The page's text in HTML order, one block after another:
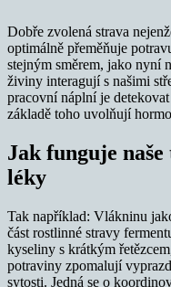
Dobře zvolená strava
optimálně přeměňuje
stejným směrem, jako nyní
živiny interagují s našimi
pracovní náplní je
základě toho uvolňují
Jak funguje
léky
Tak například: Vlákninu
část rostlinné stravy
kyseliny s krátkým
potraviny zpomalují
sytosti. Jedná se o